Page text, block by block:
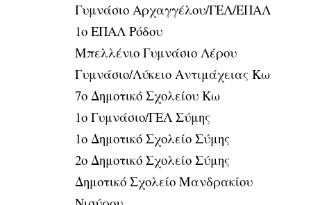
Γυμνάσιο Αρχαγγέλου/ΓΕΛ/ΕΠΑΛ
1o ΕΠΑΛ Ρόδου
Μπελλένιο Γυμνάσιο Λέρου
Γυμνάσιο/Λύκειο Αντιμάχειας Κω
7ο Δημοτικό Σχολείου Κω
1o Γυμνάσιο/ΓΕΛ Σύμης
1ο Δημοτικό Σχολείο Σύμης
2ο Δημοτικό Σχολείο Σύμης
Δημοτικό Σχολείο Μανδρακίου